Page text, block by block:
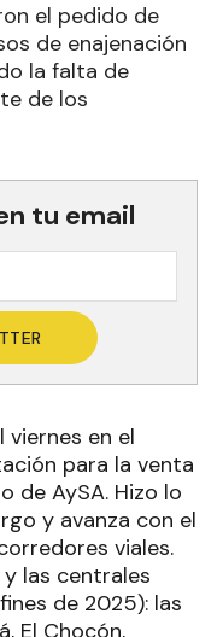
el pedido de
de enajenación
la falta de
de los
tu email
viernes en el
para la venta
de AySA. Hizo lo
y avanza con el
viales.
y las centrales
de 2025): las
El Chocón,